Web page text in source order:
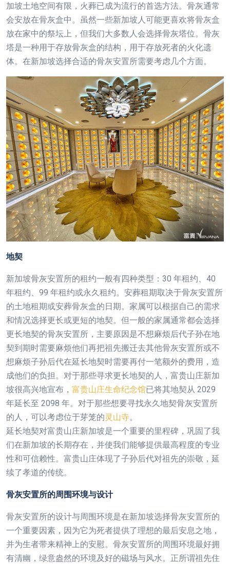
加坡土地空间有限，火葬已成为流行的首选方法。骨灰通常
会安放在骨灰盒中。虽然一些新加坡人可能更喜欢将骨灰盒
放在家中的祭坛上，但我们大多数人会选择骨灰塔位。骨灰
塔是一种用于存放骨灰盒的结构，用于存放死者的火化遗
体。在新加坡选择合适的骨灰安置所需要考虑几个方面。
地契
新加坡骨灰安置所的租约一般有四种类型：30 年租约、40
年租约、99 年租约或永久租约。安葬租期取决于骨灰安置所
的土地租期或安葬骨灰盒的日期。家属可以根据自己的需求
和情况选择更长或更短的地契。但一般的家属通常都会选择
更长地契的骨灰安置所，主要原因是不想麻烦后代子孙在地
契到期时需要麻烦他们再把祖先搬迁去其他骨灰安置所或不
想麻烦子孙后代在延长地契时需要再付一笔额外的费用，造
成他们的负担。对于那些寻求更长地契的人，富贵山庄新加
坡很高兴地宣布， 富贵山庄生命纪念馆已将其地契从 2029
年延长至 2098 年。对于那些想要寻找永久地契骨灰安置所
的人，可以考虑位于芽笼的灵山寺。
延长地契对富贵山庄新加坡是一个重要的里程碑，巩固了我
们在新加坡的长期存在，并使我们能够提供最高程度的专业
性和可信赖性。富贵山庄体现了子孙后代对祖先的崇敬，延
续了孝道的传统。
骨灰安置所的周围环境与设计
骨灰安置所的设计与周围环境是在新加坡选择骨灰安置所的
一个重要因素，因为它为死者提供了理想的最后安息之地，
并为生者带来精神上的安慰。骨灰安置所的周围环境最好拥
有清幽，绿意盎然的环境及好的磁场与风水。正所谓祖先住